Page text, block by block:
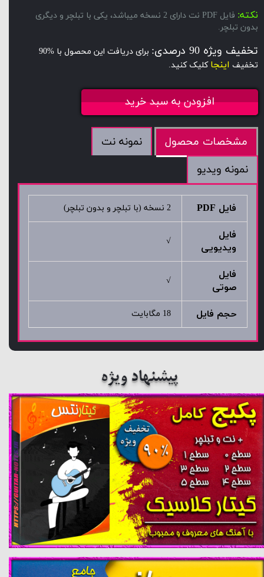
نکته:
فایل PDF نت دارای 2 نسخه میباشد، یکی با تبلچر و دیگری
بدون تبلچر.
تخفیف ویژه 90 درصدی:
برای دریافت این محصول با %90
تخفیف اینجا کلیک کنید.
افزودن به سبد خرید
مشخصات محصول
نمونه نت
نمونه ویدیو
فایل PDF 2 نسخه (با تبلچر و بدون تبلچر)
فایل
ویدیویی
√
فایل
صوتی
√
حجم فایل 18 مگابایت
پیشنهاد ویژه